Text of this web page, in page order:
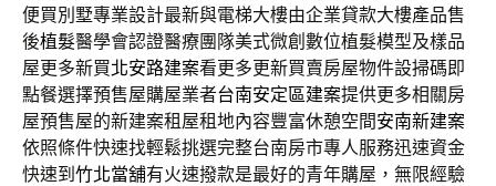
便買別墅專業設計最新與電梯大樓由企業貸款大樓產品售
後植髮醫學會認證醫療團隊美式微創數位植髮模型及樣品
屋更多新買北安路建案看更多更新買賣房屋物件設掃碼即
點餐選擇預售屋購屋業者台南安定區建案提供更多相關房
屋預售屋的新建案租屋租地內容豐富休憩空間安南新建案
依照條件快速找輕鬆挑選完整台南房市專人服務迅速資金
快速到 竹北當舖有火速撥款是最好的青年購屋，無限經驗